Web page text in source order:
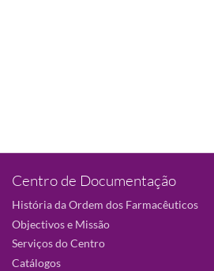
Centro de Documentação
História da Ordem dos Farmacêuticos
Objectivos e Missão
Serviços do Centro
Catálogos